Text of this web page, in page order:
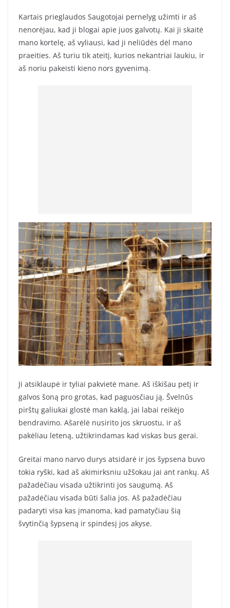
Kartais prieglaudos Saugotojai pernelyg užimti ir aš
nenorėjau, kad ji blogai apie juos galvotų. Kai ji skaitė
mano kortelę, aš vyliausi, kad ji neliūdės dėl mano
praeities. Aš turiu tik ateitį, kurios nekantriai laukiu, ir
aš noriu pakeisti kieno nors gyvenimą.
Ji atsiklaupė ir tyliai pakvietė mane. Aš iškišau petį ir
galvos šoną pro grotas, kad paguosčiau ją. Švelnūs
pirštų galiukai glostė man kaklą, jai labai reikėjo
bendravimo. Ašarėlė nusirito jos skruostu, ir aš
pakėliau leteną, užtikrindamas kad viskas bus gerai.
Greitai mano narvo durys atsidarė ir jos šypsena buvo
tokia ryški, kad aš akimirksniu užšokau jai ant rankų. Aš
pažadėčiau visada užtikrinti jos saugumą. Aš
pažadėčiau visada būti šalia jos. Aš pažadėčiau
padaryti visa kas įmanoma, kad pamatyčiau šią
švytinčią šypseną ir spindesį jos akyse.